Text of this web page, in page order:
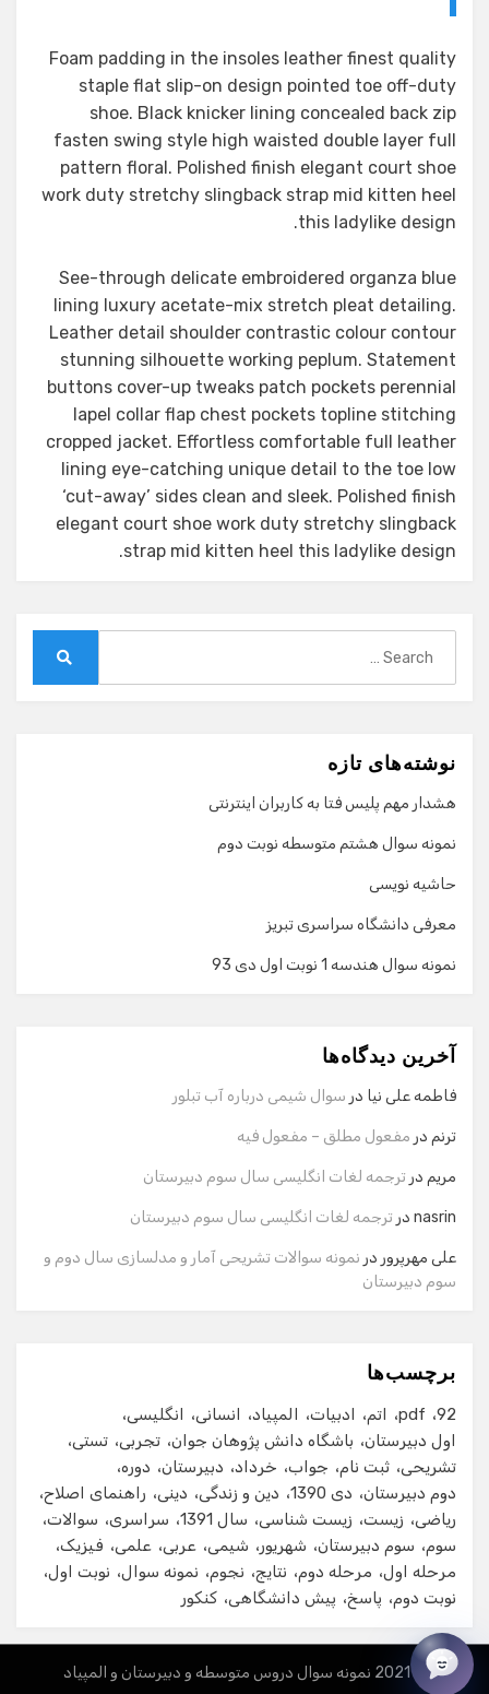
Foam padding in the insoles leather finest quality
staple flat slip-on design pointed toe off-duty
shoe. Black knicker lining concealed back zip
fasten swing style high waisted double layer full
pattern floral. Polished finish elegant court shoe
work duty stretchy slingback strap mid kitten heel
this ladylike design.
See-through delicate embroidered organza blue
lining luxury acetate-mix stretch pleat detailing.
Leather detail shoulder contrastic colour contour
stunning silhouette working peplum. Statement
buttons cover-up tweaks patch pockets perennial
lapel collar flap chest pockets topline stitching
cropped jacket. Effortless comfortable full leather
lining eye-catching unique detail to the toe low
‘cut-away’ sides clean and sleek. Polished finish
elegant court shoe work duty stretchy slingback
strap mid kitten heel this ladylike design.
نوشته‌های تازه
هشدار مهم پلیس فتا به کاربران اینترنتی
نمونه سوال هشتم متوسطه نوبت دوم
حاشیه نویسی
معرفی دانشگاه سراسری تبریز
نمونه سوال هندسه 1 نوبت اول دی 93
آخرین دیدگاه‌ها
فاطمه علی نیا در سوال شیمی درباره آب تبلور
ترنم در مفعول مطلق – مفعول فیه
مریم در ترجمه لغات انگلیسی سال سوم دبیرستان
nasrin در ترجمه لغات انگلیسی سال سوم دبیرستان
علی مهرپرور در نمونه سوالات تشریحی آمار و مدلسازی سال دوم و
سوم دبیرستان
برچسب‌ها
92
pdf اتم ادبیات المپیاد انسانی
انگلیسی
اول دبیرستان
باشگاه دانش پژوهان جوان تجربی تستی
تشریحی ثبت نام جواب خرداد دبیرستان
دوره
دوم دبیرستان
دی 1390 دین و زندگی دینی
راهنمای اصلاح
ریاضی
زیست زیست شناسی سال 1391 سراسری
سوالات
سوم
سوم دبیرستان شهریور شیمی عربی علمی
فیزیک
مرحله اول
مرحله دوم نتایج نجوم نمونه سوال
نوبت اول
نوبت دوم
پاسخ پیش دانشگاهی کنکور
© 2021 نمونه سوال دروس متوسطه و دبیرستان و المپیاد
گفت‌وگو با دستیار هوشمند
سلام! برای شروع گفت‌وگو لطفاً شماره تماس یا ایمیل خود را
وارد کنید.
ایمیل